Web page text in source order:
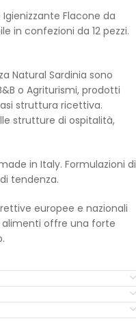
Flacone da
in confezioni da 12 pezzi.
Natural Sardinia sono
o Agriturismi, prodotti
struttura ricettiva.
strutture di ospitalità,
in Italy. Formulazioni di
tendenza.
europee e nazionali
alimenti offre una forte